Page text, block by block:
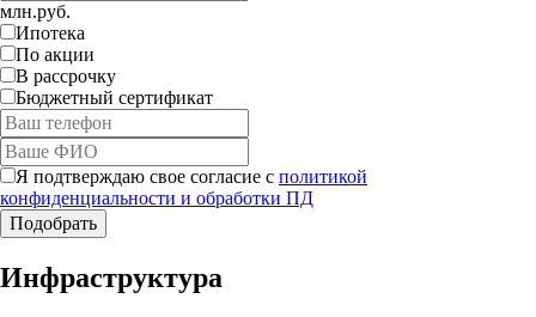
млн.руб.
Ипотека
По акции
В рассрочку
Бюджетный сертификат
Я подтверждаю свое согласие с политикой
конфиденциальности и обработки ПД
Инфраструктура
Для корректной работы Raster JS API нужен ключ. Помощь: